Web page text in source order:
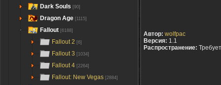
Dark Souls [90]
Dragon Age [1115]
Fallout [6188]
Fallout 2 [6]
Fallout 3 [1034]
Fallout 4 [2264]
Fallout: New Vegas [2884]
Автор: wolfpac
Версия: 1.1
Распространение: